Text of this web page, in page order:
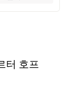
터 호프